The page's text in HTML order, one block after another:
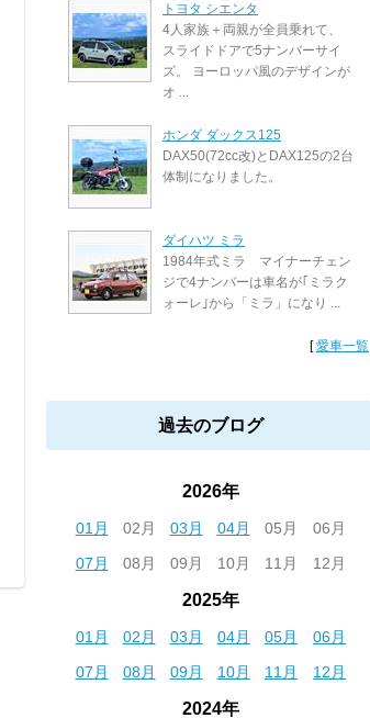
トヨタ シエンタ
4人家族＋両親が全員乗れて、
スライドドアで5ナンバーサイ
ズ。 ヨーロッパ風のデザインが
オ ...
ホンダ ダックス125
DAX50(72cc改)とDAX125の2台
体制になりました。
ダイハツ ミラ
1984年式ミラ マイナーチェン
ジで4ナンバーは車名が｢ミラク
ォーレ｣から「ミラ」になり ...
[愛車一覧
過去のブログ
2026年
01月 02月 03月 04月 05月
06月
07月
08月 09月 10月 11月 12月
2025年
01月 02月 03月 04月 05月
06月
07月
08月 09月 10月 11月 12月
2024年